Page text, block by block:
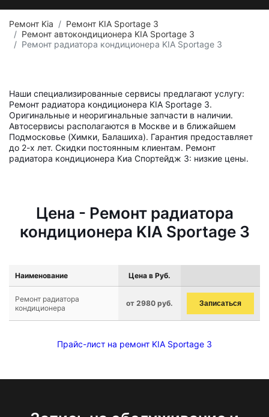
Ремонт Kia
Ремонт KIA Sportage 3
Ремонт автокондиционера KIA Sportage 3
Ремонт радиатора кондиционера KIA Sportage 3
Наши специализированные сервисы предлагают услугу:
Ремонт радиатора кондиционера KIA Sportage 3.
Оригинальные и неоригинальные запчасти в наличии.
Автосервисы располагаются в Москве и в ближайшем
Подмосковье (Химки, Балашиха). Гарантия предоставляет
до 2-х лет. Скидки постоянным клиентам. Ремонт
радиатора кондиционера Киа Спортейдж 3: низкие цены.
Цена - Ремонт радиатора
кондиционера KIA Sportage 3
Наименование Цена в Руб.
Ремонт радиатора
кондиционера
от 2980 руб. Записаться
Прайс-лист на ремонт KIA Sportage 3